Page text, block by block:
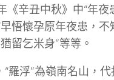
《辛丑中秋》中“年
悟懷孕原年夜患，不
留乞米身”等等。
“羅浮”為嶺南名山，